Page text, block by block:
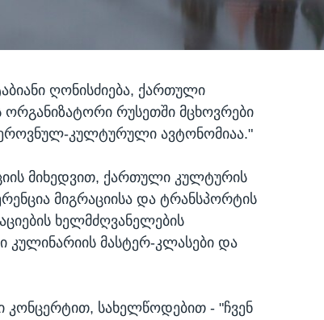
ღონისძიება, ქართული
ორგანიზატორი რუსეთში მცხოვრები
კულტურული ავტონომიაა."
მიხედვით, ქართული კულტურის
მიგრაციისა და ტრანსპორტის
ხელმძღვანელების
კულინარიის მასტერ-კლასები და
სახელწოდებით - "ჩვენ